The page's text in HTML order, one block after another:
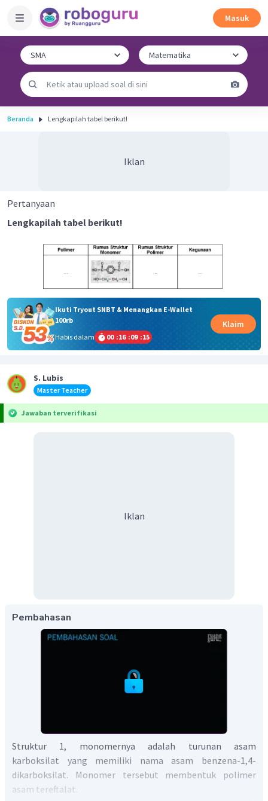
Masuk
Beranda Lengkapilah tabel berikut!
Iklan
Pertanyaan
Lengkapilah tabel berikut!
Ikuti Tryout SNBT & Menangkan E-Wallet
100rb
Habis dalam
00 :16 :09 :15
Klaim
S. Lubis
Master Teacher
Jawaban terverifikasi
Iklan
Pembahasan
Struktur 1, monomernya adalah turunan asam
karboksilat yang memiliki nama asam benzena-1,4-
dikarboksilat. Monomer tersebut membentuk polimer
asam tereftalat.